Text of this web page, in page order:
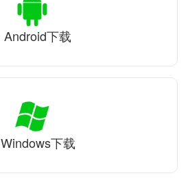
Android下载
Windows下载